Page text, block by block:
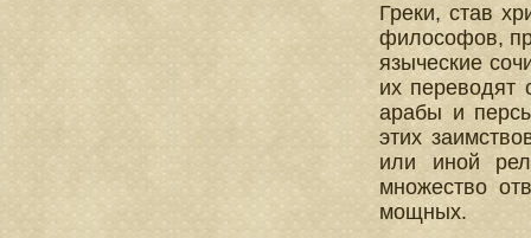
Греки, став
философов,
языческие
их переводят
арабы и
этих
или иной
множество
мощных.